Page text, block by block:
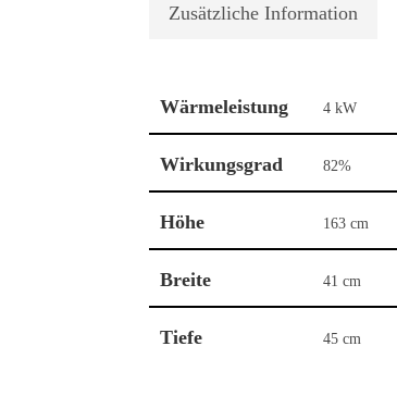
Zusätzliche Information
Wärmeleistung 4 kW
Wirkungsgrad 82%
Höhe 163 cm
Breite 41 cm
Tiefe 45 cm